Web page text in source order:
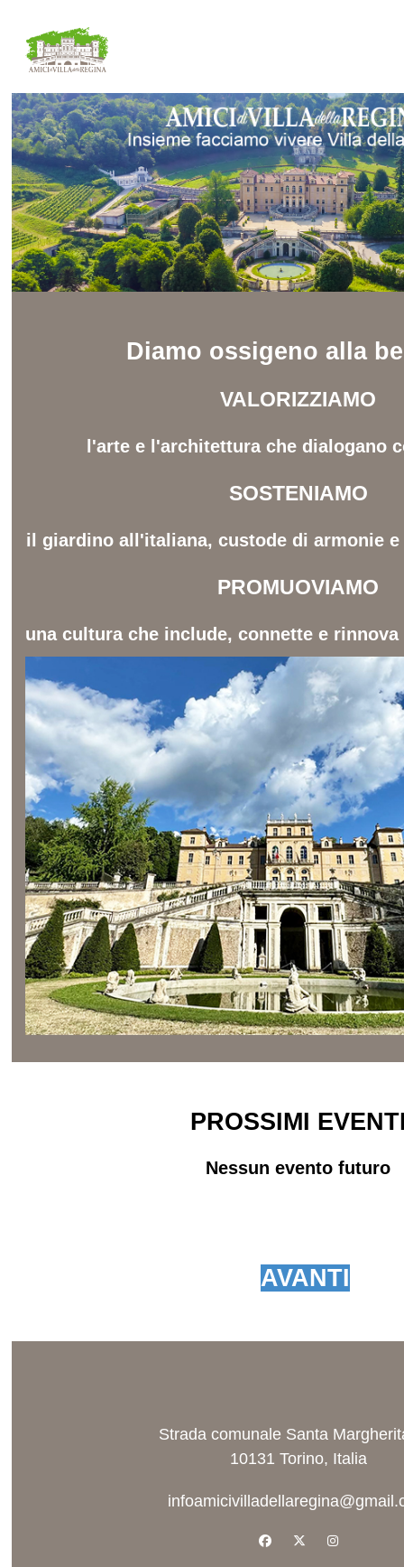
Diamo ossigeno alla
VALORIZZIAMO
l'arte e l'architettura che dialogano
SOSTENIAMO
il giardino all'italiana, custode di armonie
PROMUOVIAMO
una cultura che include, connette e
PROSSIMI
Nessun evento futuro
AVANTI
Strada comunale Santa
10131 Torino, Italia
facebookx-twitterinstagram